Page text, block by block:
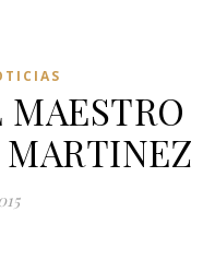
MARTINEZ